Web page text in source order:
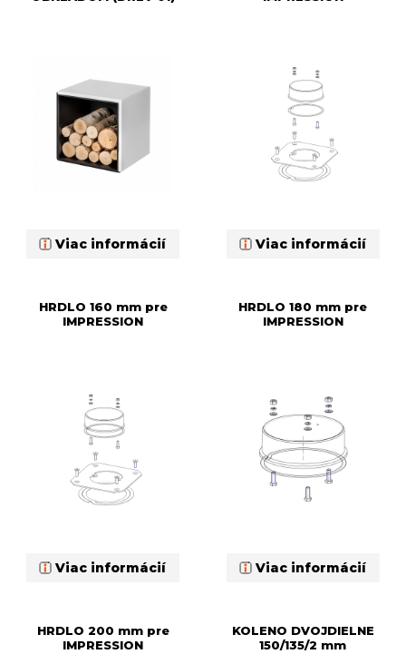
Viac informácií Viac informácií
HRDLO 160 mm pre
IMPRESSION
Viac informácií
HRDLO 180 mm pre
IMPRESSION
Viac informácií
HRDLO 200 mm pre
IMPRESSION
KOLENO DVOJDIELNE
150/135/2 mm